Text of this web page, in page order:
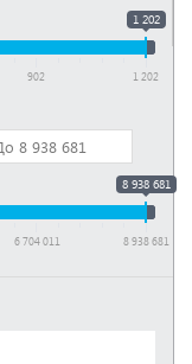
1 202
902 1 202
8 938 681
6 704 011 8 938 681